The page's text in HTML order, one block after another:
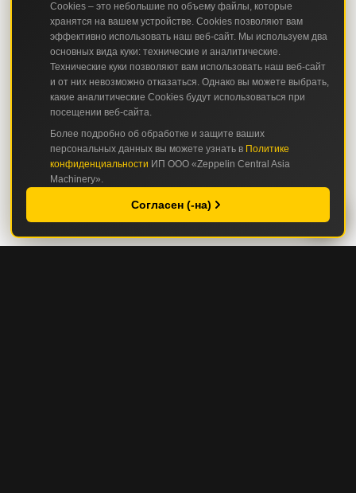
Cookies – это небольшие по объему файлы, которые
хранятся на вашем устройстве. Cookies позволяют вам
эффективно использовать наш веб-сайт. Мы используем два
основных вида куки: технические и аналитические.
Технические куки позволяют вам использовать наш веб-сайт
и от них невозможно отказаться. Однако вы можете выбрать,
какие аналитические Cookies будут использоваться при
посещении веб-сайта.
Более подробно об обработке и защите ваших
персональных данных вы можете узнать в Политике
конфиденциальности ИП ООО «Zeppelin Central Asia
Machinery».
Согласен (-на)